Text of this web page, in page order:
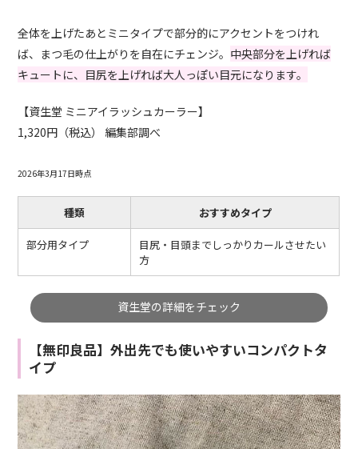
全体を上げたあとミニタイプで部分的にアクセントをつけれ
ば、まつ毛の仕上がりを自在にチェンジ。 中央部分を上げれば
キュートに、目尻を上げれば大人っぽい目元になります。
【資生堂 ミニアイラッシュカーラー】
1,320円（税込） 編集部調べ
2026年3月17日時点
種類 おすすめタイプ
部分用タイプ
目尻・目頭までしっかりカールさせたい
方
資生堂の詳細をチェック
【無印良品】外出先でも使いやすいコンパクトタ
イプ